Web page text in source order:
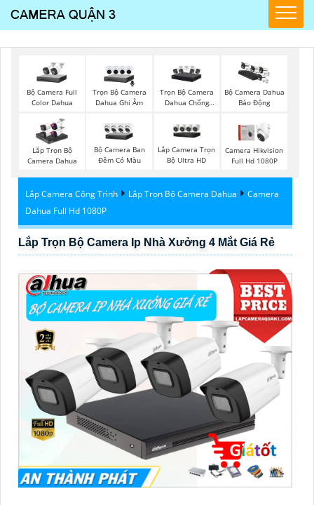
Bộ Camera Full
Color Dahua
Trọn Bộ Camera
Dahua Ghi Âm
Trọn Bộ Camera
Dahua Chống
Bộ Camera Dahua
Báo Động
Lắp Trọn Bộ
Camera Dahua
Bộ Camera Ban
Đêm Có Màu
Lắp Camera Trọn
Bộ Ultra HD
Camera Hikvision
Full Hd 1080P
Lắp Camera Công Trình Lắp Trọn Bộ Camera Dahua
Camera
Dahua Full Hd 1080P
Lắp Trọn Bộ Camera Ip Nhà Xưởng 4 Mắt Giá Rẻ